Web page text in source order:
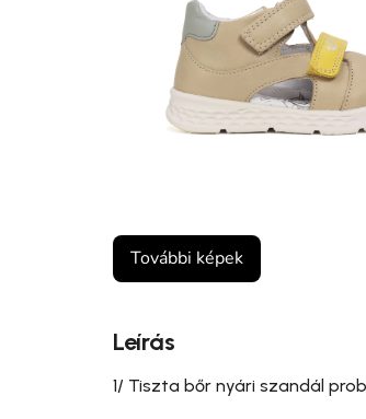
További képek
Leírás
1/ Tiszta bőr nyári szandál